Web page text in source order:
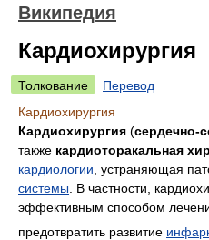
Википедия
Кардиохирургия
Толкование
Перевод
Кардиохирургия
Кардиохирургия (сердечно-
также кардиоторакальная
кардиологии , устраняющая
системы . В частности,
эффективным способом
предотвратить развитие